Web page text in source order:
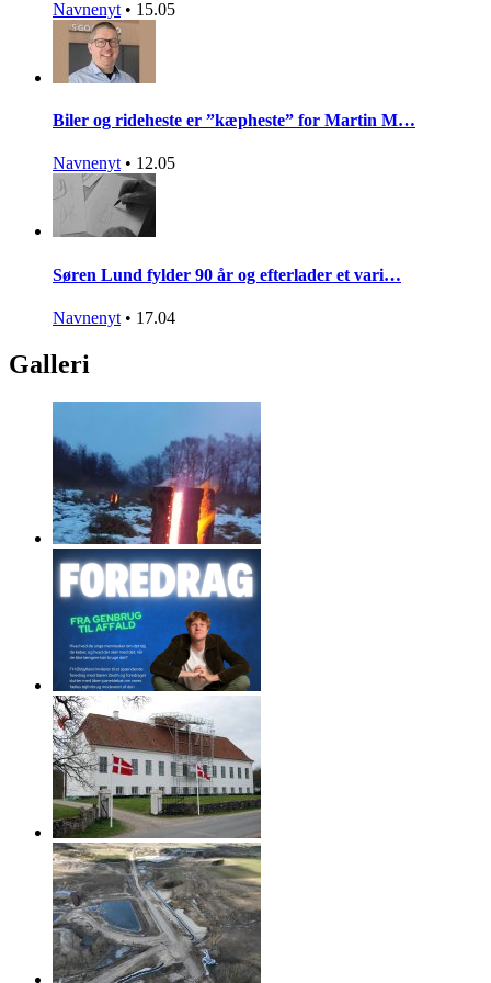
Navnenyt • 15.05
Biler og rideheste er ”kæpheste” for Martin M…
Navnenyt • 12.05
Søren Lund fylder 90 år og efterlader et vari…
Navnenyt • 17.04
Galleri